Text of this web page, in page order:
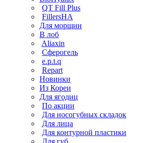
QT Fill Plus
FillersHA
Для морщин
В лоб
Aliaxin
Сферогель
e.p.t.q
Repart
Новинки
Из Кореи
Для ягодиц
По акции
Для носогубных складок
Для лица
Для контурной пластики
Для губ